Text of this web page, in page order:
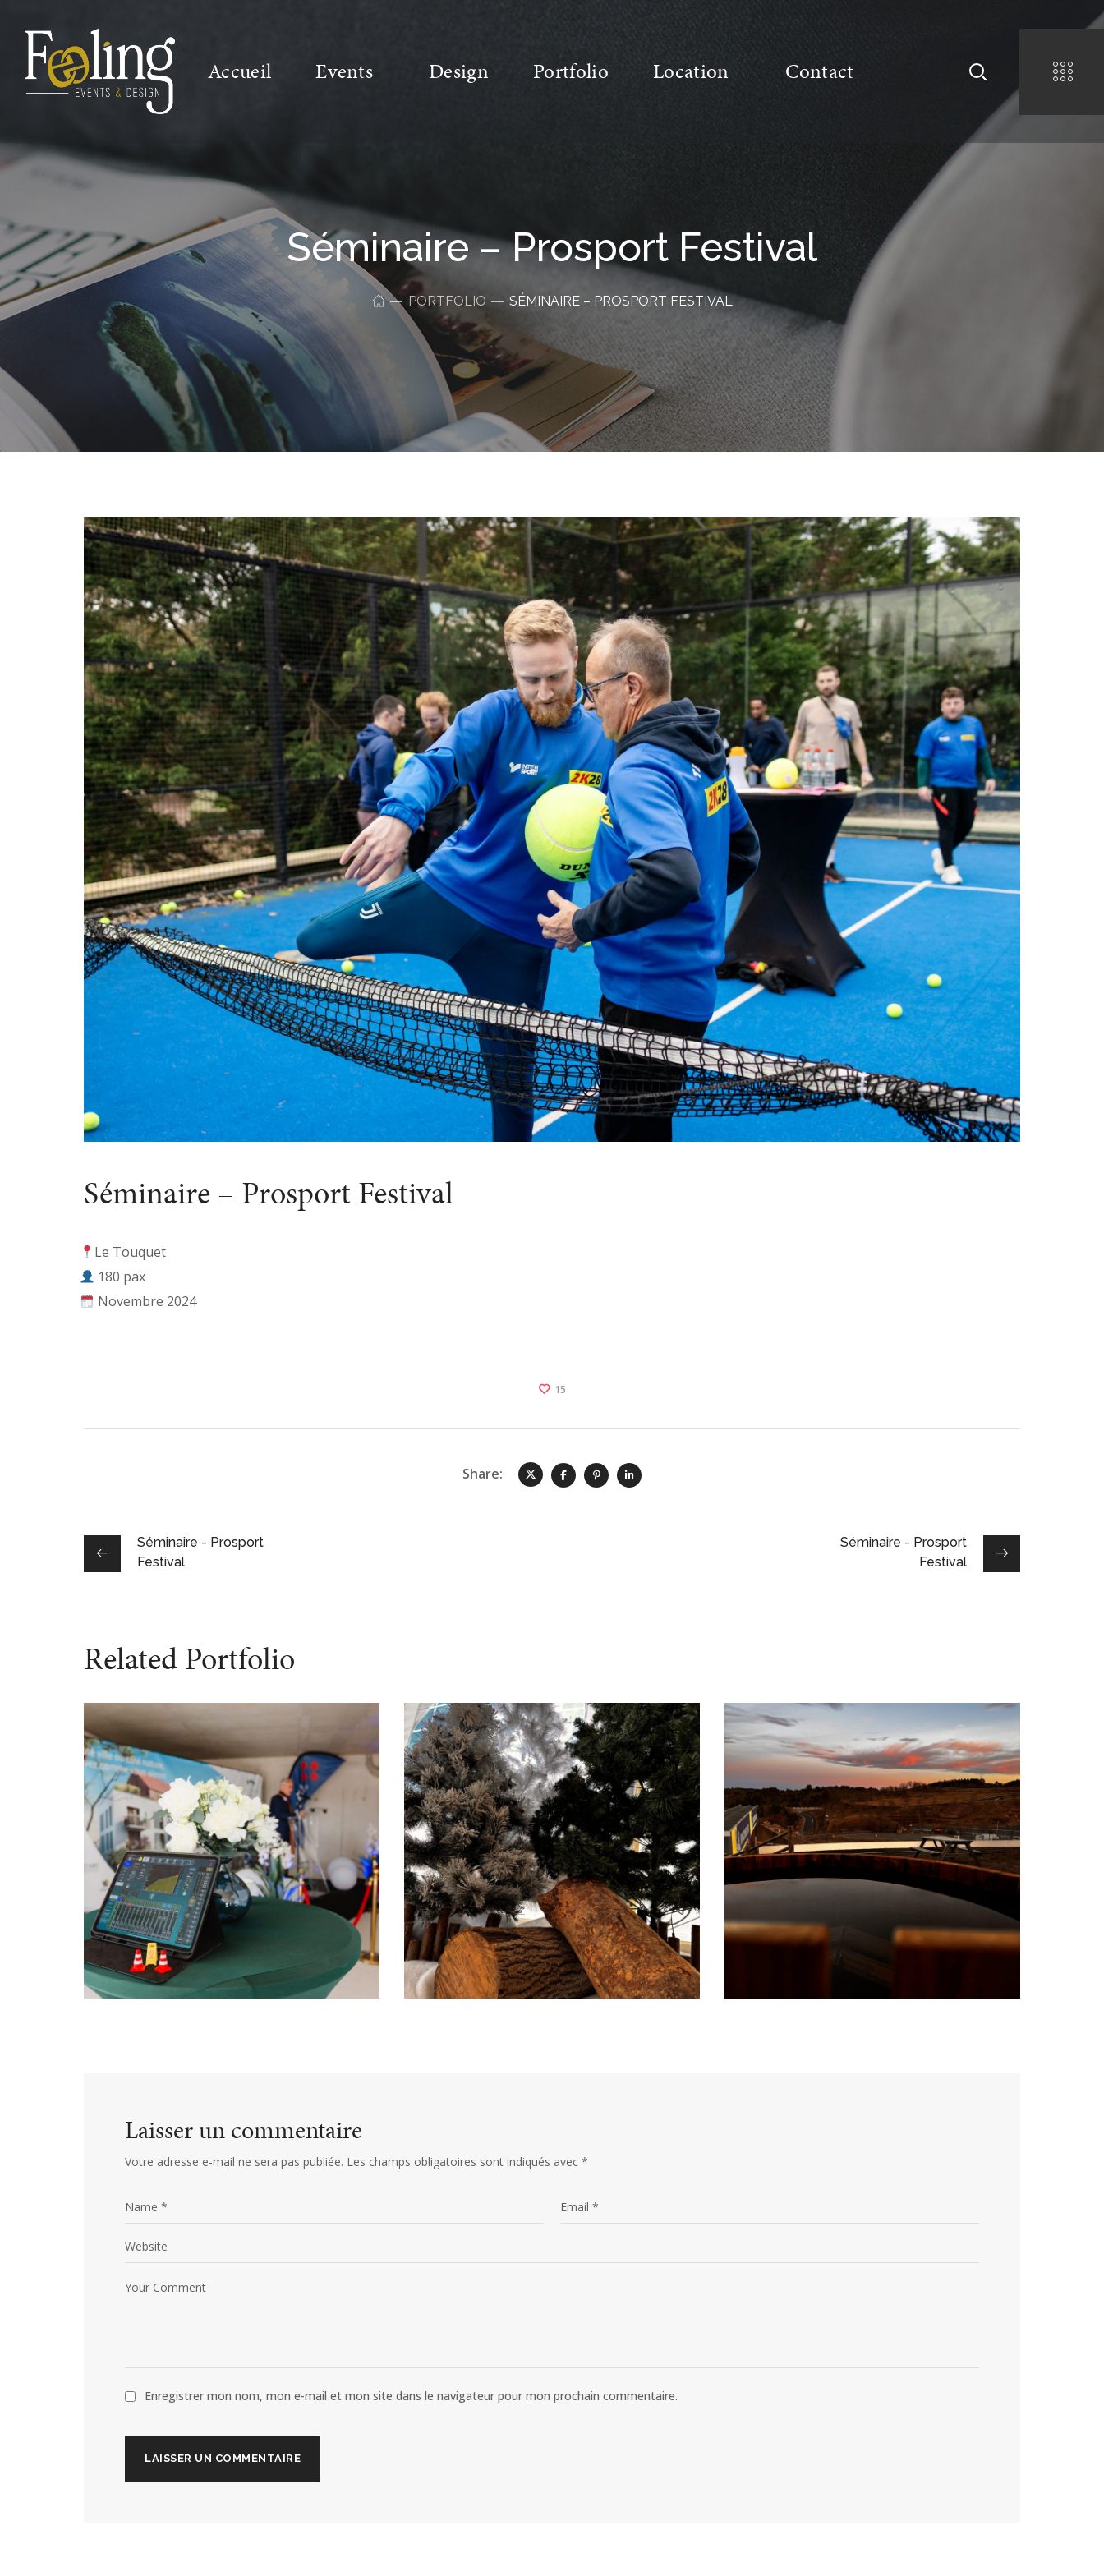
Accueil Events Design Portfolio Location Contact
Séminaire – Prosport Festival
PORTFOLIO SÉMINAIRE – PROSPORT FESTIVAL
Séminaire – Prosport Festival
Le Touquet
180 pax
Novembre 2024
15
Share:
Séminaire - Prosport
Festival
Séminaire - Prosport
Festival
Related Portfolio
Inauguration – Vinci
Immobilier
ÉVÉNÉMENTS PRO
Reveal – VALTRA
ÉVÉNÉMENTS PRO
Reveal – VALTRA
ÉVÉNÉMENTS PRO
Laisser un commentaire
Votre adresse e-mail ne sera pas publiée. Les champs obligatoires sont indiqués avec *
Enregistrer mon nom, mon e-mail et mon site dans le navigateur pour mon prochain commentaire.